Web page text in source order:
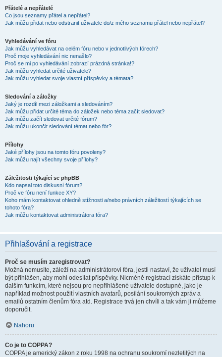
Přátelé a nepřátelé
Co jsou seznamy přátel a nepřátel?
Jak můžu přidat nebo odstranit uživatele do/z mého seznamu přátel nebo nepřátel?
Vyhledávání ve fóru
Jak můžu vyhledávat na celém fóru nebo v jednotlivých fórech?
Proč moje vyhledávání nic nenašlo?
Proč se mi po vyhledávání zobrazí prázdná stránka!?
Jak můžu vyhledat určité uživatele?
Jak můžu vyhledat svoje vlastní příspěvky a témata?
Sledování a záložky
Jaký je rozdíl mezi záložkami a sledováním?
Jak můžu přidat určité téma do záložek nebo téma začít sledovat?
Jak můžu začít sledovat určité fórum?
Jak můžu ukončit sledování témat nebo fór?
Přílohy
Jaké přílohy jsou na tomto fóru povoleny?
Jak můžu najít všechny svoje přílohy?
Záležitosti týkající se phpBB
Kdo napsal toto diskusní fórum?
Proč ve fóru není funkce XY?
Koho mám kontaktovat ohledně stížnosti a/nebo právních záležitostí týkajících se
tohoto fóra?
Jak můžu kontaktovat administrátora fóra?
Přihlašování a registrace
Proč se musím zaregistrovat?
Možná nemusíte, záleží na administrátorovi fóra, jestli nastaví, že uživatel musí
být přihlášen, aby mohl odesílat příspěvky. Nicméně registrací získáte přístup k
dalším funkcím, které nejsou pro nepřihlášené uživatele dostupné, jako je
například možnost použití vlastních avatarů, posílání soukromých zpráv a
emailů ostatním členům fóra atd. Registrace trvá jen chvíli a tak vám ji můžeme
doporučit.
Nahoru
Co je to COPPA?
COPPA je americký zákon z roku 1998 na ochranu soukromí nezletilých na